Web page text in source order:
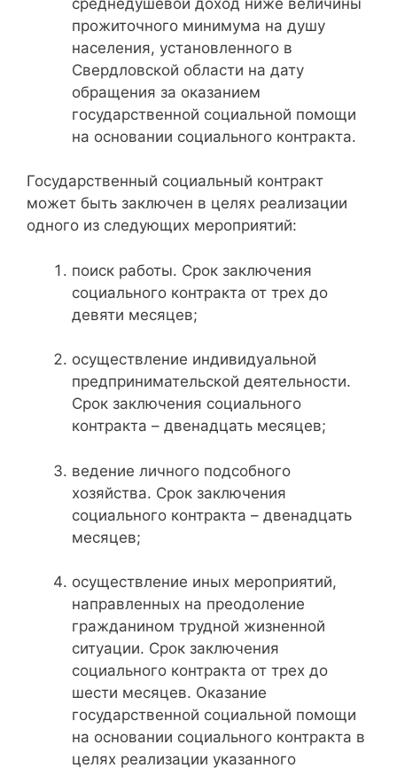
прожиточного минимума на душу
населения, установленного в
Свердловской области на дату
обращения за оказанием
государственной социальной помощи
на основании социального контракта.
Государственный социальный контракт
может быть заключен в целях реализации
одного из следующих мероприятий:
поиск работы. Срок заключения
социального контракта от трех до
девяти месяцев;
осуществление индивидуальной
предпринимательской деятельности.
Срок заключения социального
контракта – двенадцать месяцев;
ведение личного подсобного
хозяйства. Срок заключения
социального контракта – двенадцать
месяцев;
осуществление иных мероприятий,
направленных на преодоление
гражданином трудной жизненной
ситуации. Срок заключения
социального контракта от трех до
шести месяцев. Оказание
государственной социальной помощи
на основании социального контракта в
целях реализации указанного